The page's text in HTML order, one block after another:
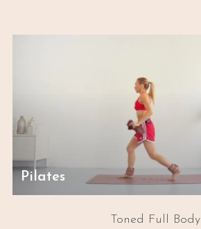
Pilates
Toned Full Body